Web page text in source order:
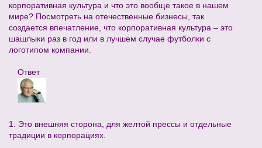
корпоративная культура и что это вообще такое в нашем
мире? Посмотреть на отечественные бизнесы, так
создается впечатление, что корпоративная культура – это
шашлыки раз в год или в лучшем случае футболки с
логотипом компании.
Ответ
1. Это внешняя сторона, для желтой прессы и отдельные
традиции в корпорациях.